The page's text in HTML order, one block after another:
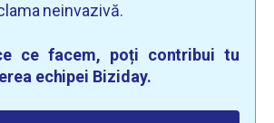
neinvazivă.
ce facem, poți contribui tu
echipei Biziday.